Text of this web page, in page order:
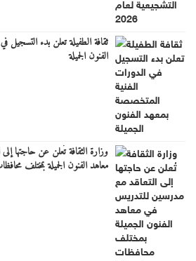
ثقافة الطفيلة تعلن بدء التسجيل
الفنون الجميلة
وزارة الثقافة تُعلن عن حاجتها
معاهد الفنون الجميلة بمختلف